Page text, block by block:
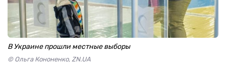
В Украине прошли местные выборы
© Ольга Кононенко, ZN.UA